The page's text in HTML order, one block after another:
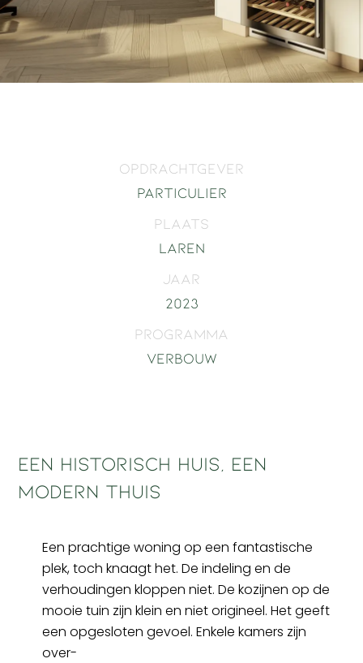
Opdrachtgever
Particulier
Plaats
Laren
Jaar
2023
Programma
Verbouw
Een historisch huis, een
modern thuis
Een prachtige woning op een fantastische
plek, toch knaagt het. De indeling en de
verhoudingen kloppen niet. De kozijnen op de
mooie tuin zijn klein en niet origineel. Het geeft
een opgesloten gevoel. Enkele kamers zijn
over-